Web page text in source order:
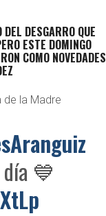
DESGARRO QUE
ESTE DOMINGO
COMO NOVEDADES
de la Madre
💙